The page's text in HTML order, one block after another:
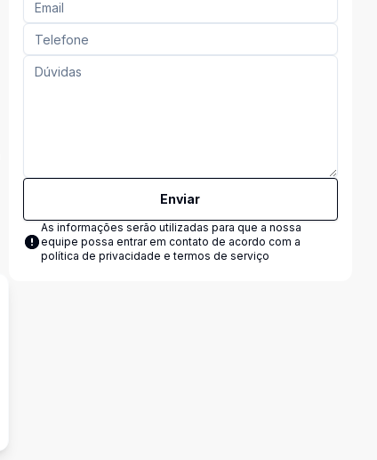
Enviar
As informações serão utilizadas para que a nossa
equipe possa entrar em contato de acordo com a
política de privacidade e termos de serviço